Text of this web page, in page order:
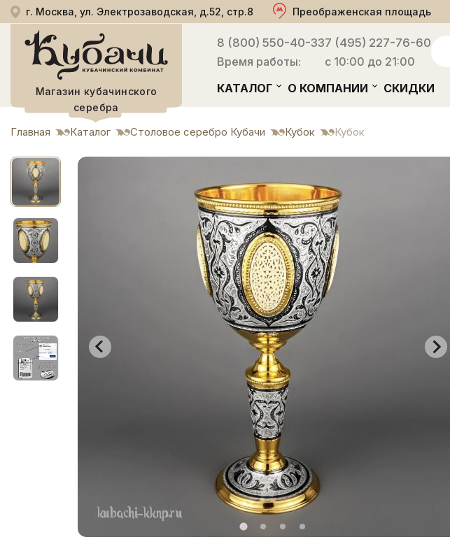
г. Москва, ул. Электрозаводская, д.52, стр.8 Преображенская площадь
Магазин кубачинского
серебра
8 (800) 550-40-33
Время работы:
7 (495) 227-76-60
с 10:00 до 21:00
КАТАЛОГ О КОМПАНИИ СКИДКИ
Главная Каталог Столовое серебро Кубачи Кубок Кубок